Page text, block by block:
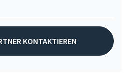
ANSPRECHPARTNER KONTAKTIEREN